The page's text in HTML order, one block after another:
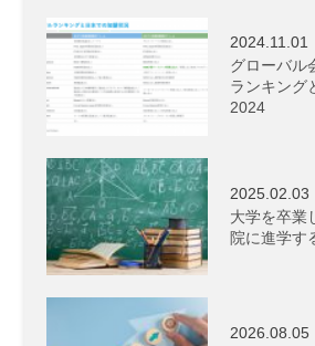
2024.11.01
グローバル
ランキング
2024
2025.02.03
大学を卒業
院に進学す
2026.08.05